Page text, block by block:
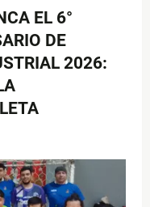
EL 6°
DE
2026: